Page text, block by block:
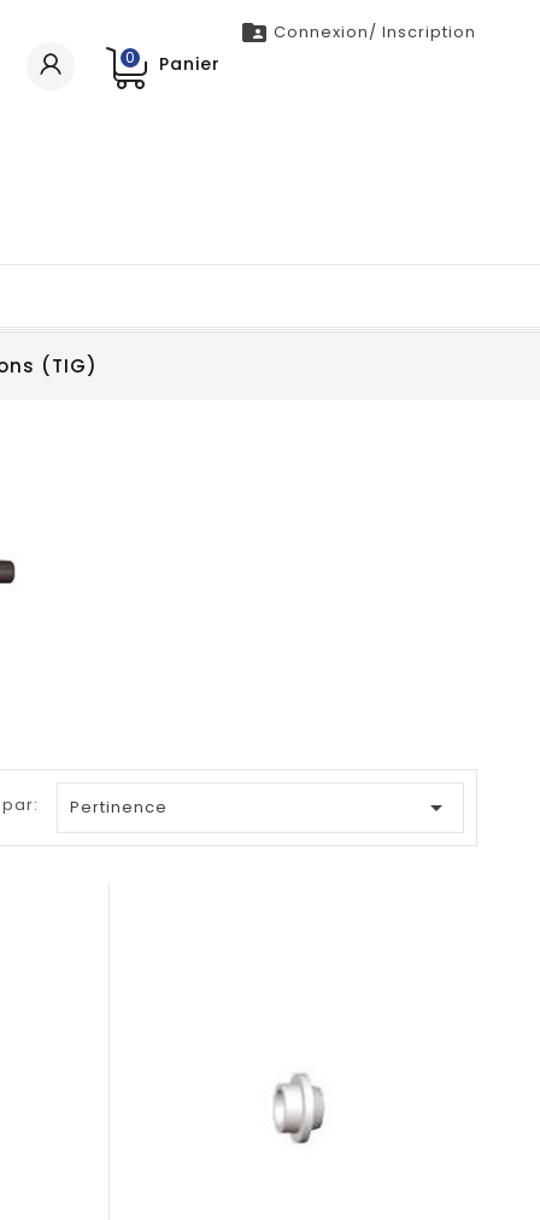
 Connexion/ Inscription
Panier
0
(TIG)
Pertinence 